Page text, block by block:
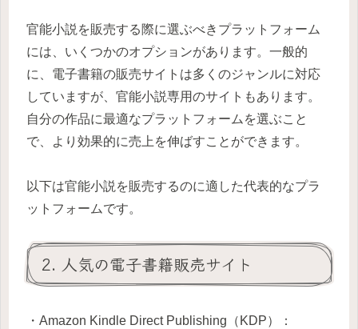
官能小説を販売する際に選ぶべきプラットフォーム
には、いくつかのオプションがあります。一般的
に、電子書籍の販売サイトは多くのジャンルに対応
していますが、官能小説専用のサイトもあります。
自分の作品に最適なプラットフォームを選ぶこと
で、より効果的に売上を伸ばすことができます。
以下は官能小説を販売するのに適した代表的なプラ
ットフォームです。
2. 人気の電子書籍販売サイト
・Amazon Kindle Direct Publishing（KDP）：